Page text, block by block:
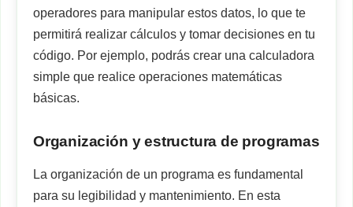
operadores para manipular estos datos, lo que te
permitirá realizar cálculos y tomar decisiones en tu
código. Por ejemplo, podrás crear una calculadora
simple que realice operaciones matemáticas
básicas.
Organización y estructura de programas
La organización de un programa es fundamental
para su legibilidad y mantenimiento. En esta